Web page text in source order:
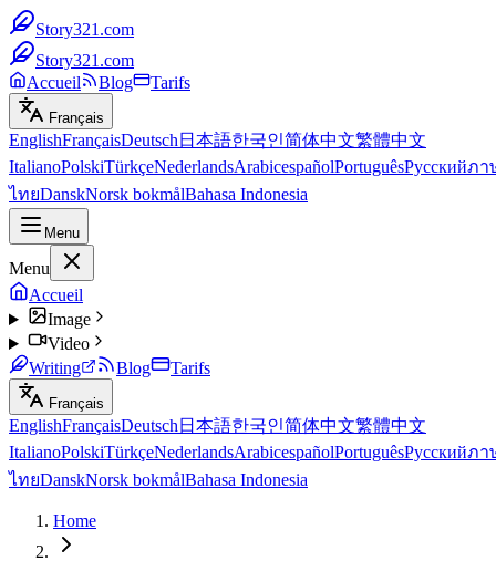
Story321.com
Story321.com
Accueil
Blog Tarifs
Français
EnglishFrançaisDeutsch 日本語한국인简体中文繁體中文
ItalianoPolskiTürkçeNederlandsArabicespañolPortuguêsРусскийภา
ไทยDanskNorsk bokmålBahasa Indonesia
Menu
Menu
Accueil
Image
Video
Writing
Blog Tarifs
Français
EnglishFrançaisDeutsch 日本語한국인简体中文繁體中文
ItalianoPolskiTürkçeNederlandsArabicespañolPortuguêsРусскийภา
ไทยDanskNorsk bokmålBahasa Indonesia
Home